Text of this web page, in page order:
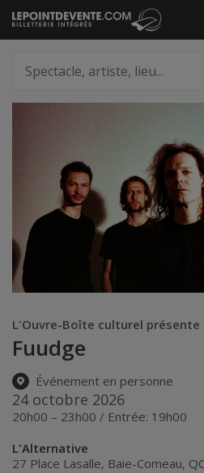
Passer
au
artiste,
lieu...
L'Ouvre-Boîte culturel présente
Fuudge
Événement en personne
24 octobre 2026
20h00 – 23h00 / Entrée: 19h00
L'Alternative
27 Place Lasalle, Baie-Comeau,